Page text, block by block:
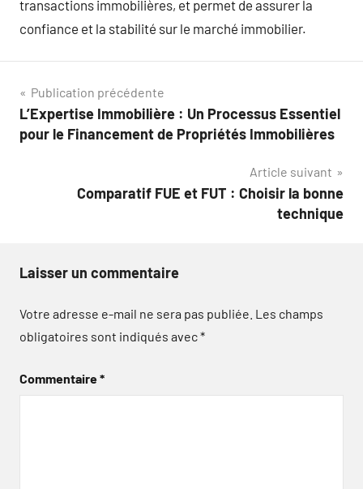
transactions immobilières, et permet de assurer la
confiance et la stabilité sur le marché immobilier.
Navigation
de
Publication précédente
L’Expertise Immobilière : Un Processus Essentiel
pour le Financement de Propriétés Immobilières
Article suivant
Comparatif FUE et FUT : Choisir la bonne
technique
Laisser un commentaire
Votre adresse e-mail ne sera pas publiée. Les champs
obligatoires sont indiqués avec*
Commentaire*